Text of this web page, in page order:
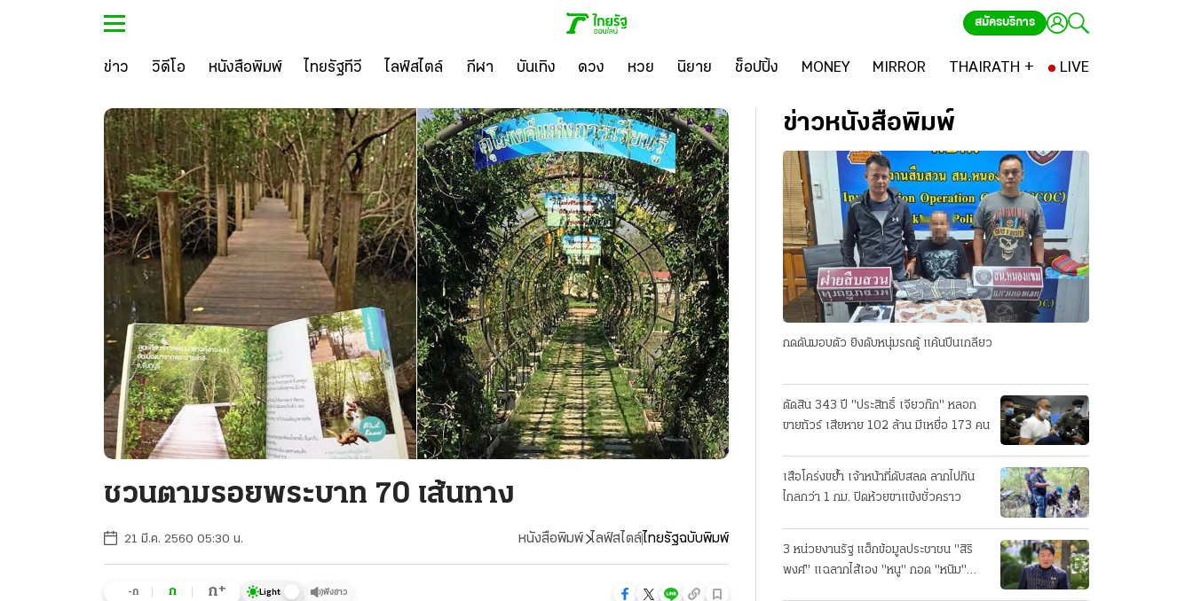
สมัครบริการ
ข่าว วิดีโอ หนังสือพิมพ์ ไทยรัฐทีวี ไลฟ์สไตล์ กีฬา บันเทิง ดวง หวย นิยาย ช็อปปิ้ง MONEY MIRROR THAIRATH + LIVE
ชวนตามรอยพระบาท 70 เส้นทาง
21 มี.ค. 2560 05:30 น. หนังสือพิมพ์ ไลฟ์สไตล์ไทยรัฐฉบับพิมพ์
-ก ก ก+ Light ฟังข่าว
ข่าวหนังสือพิมพ์
กดดันมอบตัว ยิงดับหนุ่มรถตู้ แค้นปีนเกลียว
ตัดสิน 343 ปี "ประสิทธิ์ เจียวก๊ก" หลอก
ขายทัวร์ เสียหาย 102 ล้าน มีเหยื่อ 173 คน
เสือโคร่งขย้ำ เจ้าหน้าที่ดับสลด ลากไปกิน
ไกลกว่า 1 กม. ปิดห้วยขาแข้งชั่วคราว
3 หน่วยงานรัฐ แฮ็กข้อมูลประชาชน "สิริ
พงศ์" แฉลากไส้เอง "หนู" กอด "หนิม"